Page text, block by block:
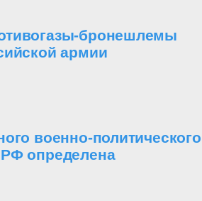
бронешлемы
армии
военно-политического
определена